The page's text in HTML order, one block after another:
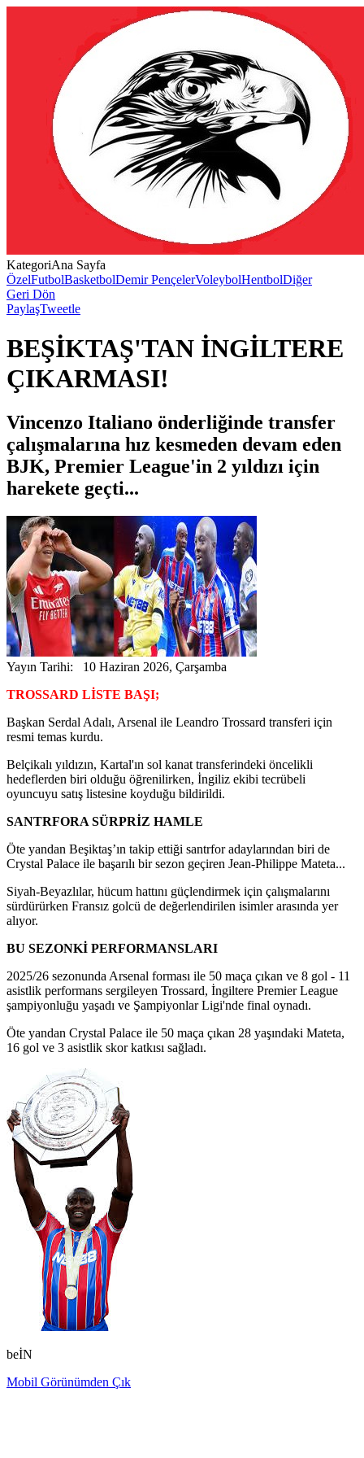
KategoriAna Sayfa
ÖzelFutbolBasketbolDemir PençelerVoleybolHentbolDiğer
Geri Dön
PaylaşTweetle
BEŞİKTAŞ'TAN İNGİLTERE
ÇIKARMASI!
Vincenzo Italiano önderliğinde transfer
çalışmalarına hız kesmeden devam eden
BJK, Premier League'in 2 yıldızı için
harekete geçti...
Yayın Tarihi: 10 Haziran 2026, Çarşamba
TROSSARD LİSTE BAŞI;
Başkan Serdal Adalı, Arsenal ile Leandro Trossard transferi için
resmi temas kurdu.
Belçikalı yıldızın, Kartal'ın sol kanat transferindeki öncelikli
hedeflerden biri olduğu öğrenilirken, İngiliz ekibi tecrübeli
oyuncuyu satış listesine koyduğu bildirildi.
SANTRFORA SÜRPRİZ HAMLE
Öte yandan Beşiktaş’ın takip ettiği santrfor adaylarından biri de
Crystal Palace ile başarılı bir sezon geçiren Jean-Philippe Mateta...
Siyah-Beyazlılar, hücum hattını güçlendirmek için çalışmalarını
sürdürürken Fransız golcü de değerlendirilen isimler arasında yer
alıyor.
BU SEZONKİ PERFORMANSLARI
2025/26 sezonunda Arsenal forması ile 50 maça çıkan ve 8 gol - 11
asistlik performans sergileyen Trossard, İngiltere Premier League
şampiyonluğu yaşadı ve Şampiyonlar Ligi'nde final oynadı.
Öte yandan Crystal Palace ile 50 maça çıkan 28 yaşındaki Mateta,
16 gol ve 3 asistlik skor katkısı sağladı.
beİN
Mobil Görünümden Çık